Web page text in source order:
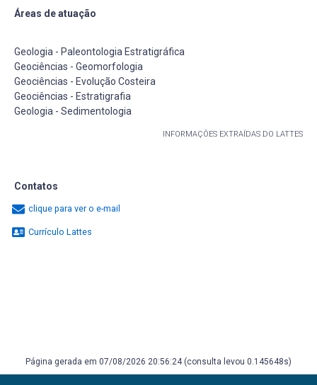
Áreas de atuação
Geologia - Paleontologia Estratigráfica
Geociências - Geomorfologia
Geociências - Evolução Costeira
Geociências - Estratigrafia
Geologia - Sedimentologia
INFORMAÇÕES EXTRAÍDAS DO LATTES
Contatos
clique para ver o e-mail
Currículo Lattes
Página gerada em 07/08/2026 20:56:24 (consulta levou 0.145648s)